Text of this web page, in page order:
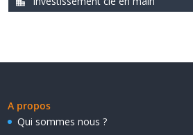
A propos
Qui sommes nous ?